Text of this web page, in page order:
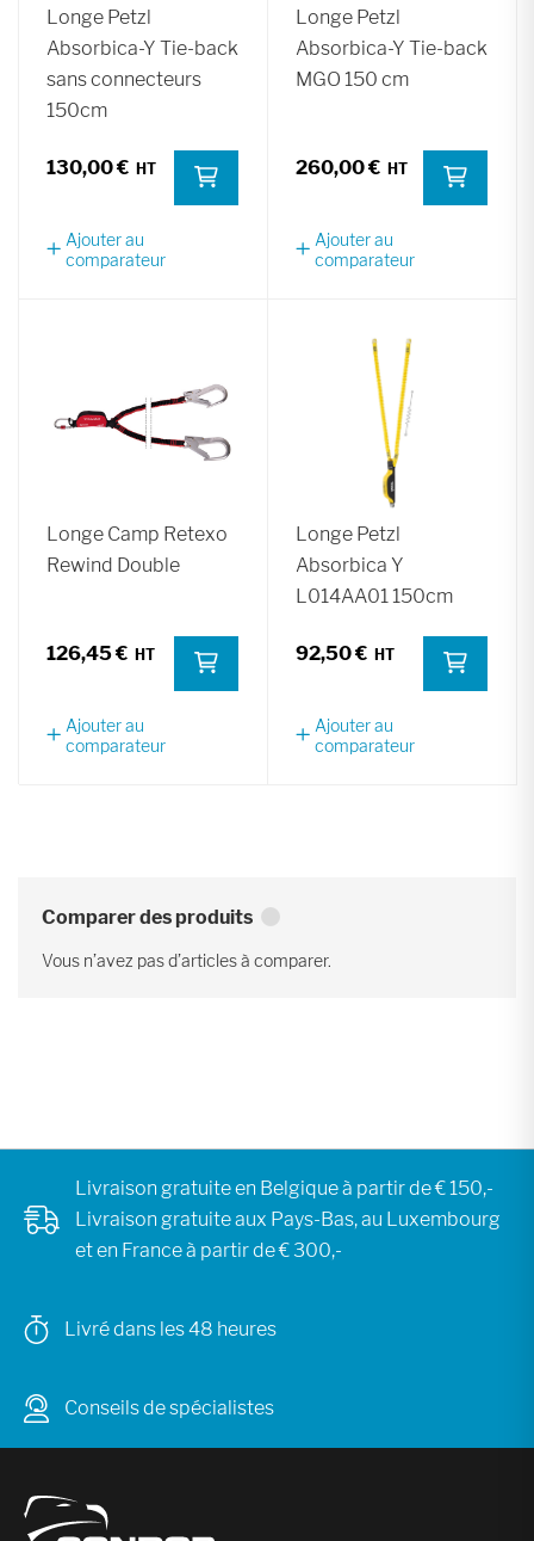
Longe Petzl
Absorbica-Y Tie-back
sans connecteurs
150cm
130,00 €
Ajouter au
comparateur
Longe Petzl
Absorbica-Y Tie-back
MGO 150 cm
260,00 €
Ajouter au
comparateur
Longe Camp Retexo
Rewind Double
126,45 €
Ajouter au
comparateur
Longe Petzl
Absorbica Y
L014AA01 150cm
92,50 €
Ajouter au
comparateur
Comparer des produits
Vous n’avez pas d’articles à comparer.
Livraison gratuite en Belgique à partir de € 150,-
Livraison gratuite aux Pays-Bas, au Luxembourg
et en France à partir de € 300,-
Livré dans les 48 heures
Conseils de spécialistes